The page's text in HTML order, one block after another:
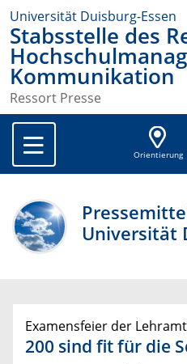
Universität Duisburg-Essen
Stabsstelle des
Kommunikation
Ressort Presse
Orientierung
Universität
Examensfeier der
200 sind fit für die